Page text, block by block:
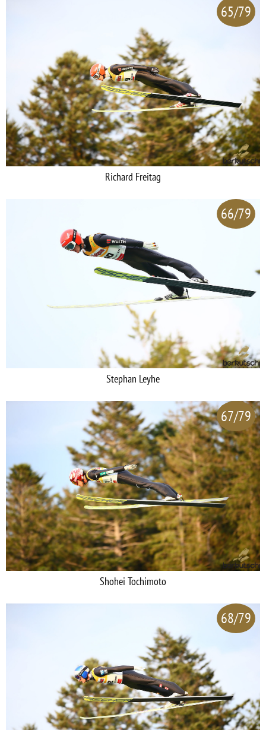
65/79
Richard Freitag
66/79
Stephan Leyhe
67/79
Shohei Tochimoto
68/79